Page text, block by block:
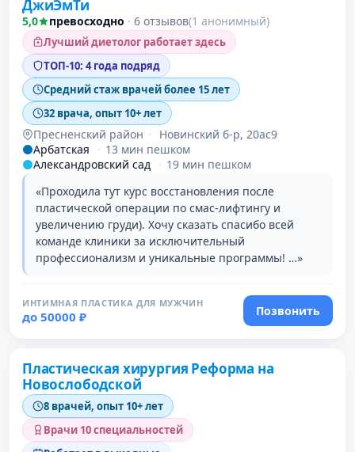
ДжиЭмТи
5,0 превосходно · 6 отзывов(1 анонимный)
Лучший диетолог работает здесь
ТОП-10: 4 года подряд
Средний стаж врачей более 15 лет
32 врача, опыт 10+ лет
Пресненский район ·
Новинский б-р, 20ас9
Арбатская
· 13 мин пешком
Александровский сад · 19 мин пешком
«Проходила тут курс восстановления после
пластической операции по смас-лифтингу и
увеличению груди). Хочу сказать спасибо всей
команде клиники за исключительный
профессионализм и уникальные программы! …»
ИНТИМНАЯ ПЛАСТИКА ДЛЯ МУЖЧИН
до 50000 ₽ Позвонить
Пластическая хирургия Реформа на
Новослободской
8 врачей, опыт 10+ лет
Врачи 10 специальностей